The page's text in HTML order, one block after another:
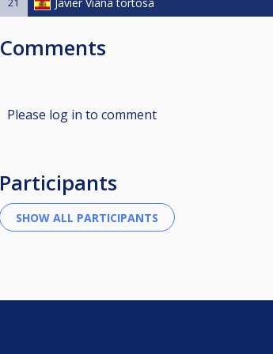
Comments
Please log in to comment
Participants